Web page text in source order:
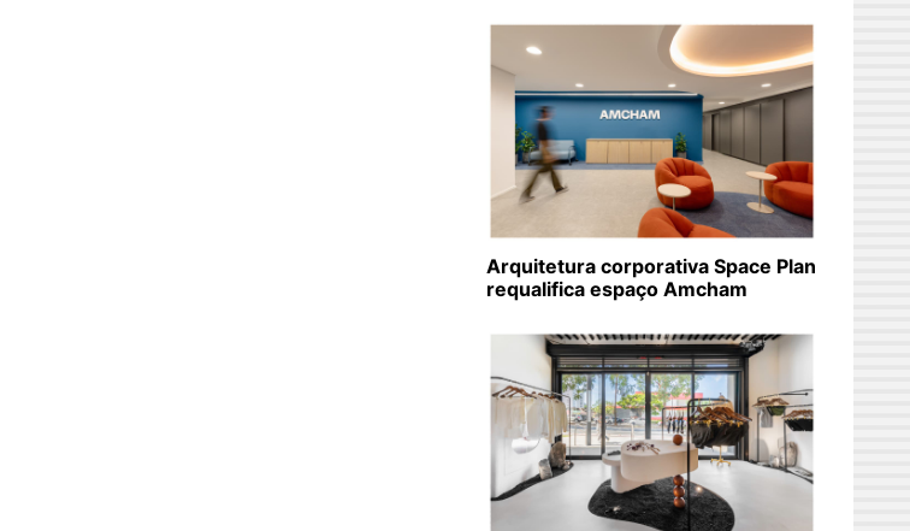
Arquitetura corporativa Space Plan
requalifica espaço Amcham